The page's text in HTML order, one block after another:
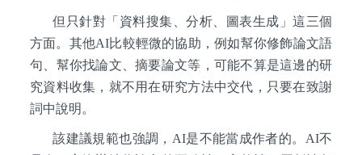
但只針對「資料搜集、分析、圖表生成」這三個
方面。其他AI比較輕微的協助，例如幫你修飾論文語
句、幫你找論文、摘要論文等，可能不算是這邊的研
究資料收集，就不用在研究方法中交代，只要在致謝
詞中說明。
該建議規範也強調，AI是不能當成作者的。AI不